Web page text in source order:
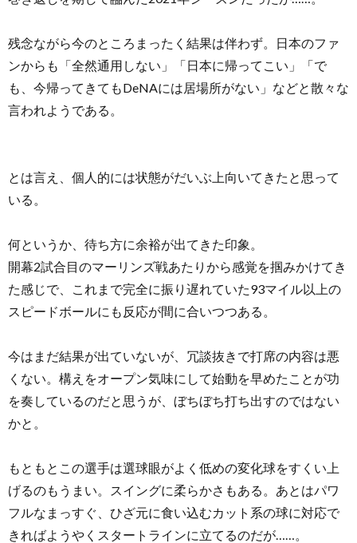
残念ながら今のところまったく結果は伴わず。日本のファ
ンからも「全然通用しない」「日本に帰ってこい」「で
も、今帰ってきてもDeNAには居場所がない」などと散々な
言われようである。
とは言え、個人的には状態がだいぶ上向いてきたと思って
いる。
何というか、待ち方に余裕が出てきた印象。
開幕2試合目のマーリンズ戦あたりから感覚を掴みかけてき
た感じで、これまで完全に振り遅れていた93マイル以上の
スピードボールにも反応が間に合いつつある。
今はまだ結果が出ていないが、冗談抜きで打席の内容は悪
くない。構えをオープン気味にして始動を早めたことが功
を奏しているのだと思うが、ぼちぼち打ち出すのではない
かと。
もともとこの選手は選球眼がよく低めの変化球をすくい上
げるのもうまい。スイングに柔らかさもある。あとはパワ
フルなまっすぐ、ひざ元に食い込むカット系の球に対応で
きればようやくスタートラインに立てるのだが……。